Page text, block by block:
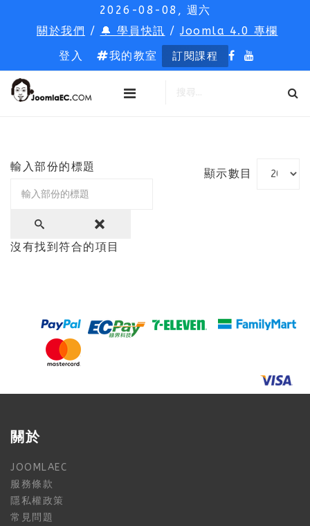
2026-08-08, 週六
關於我們 / 🔔 學員快訊 /Joomla 4.0 專欄
登入
我的教室 訂閱課程
輸入部份的標題
顯示數目
沒有找到符合的項目
關於
JOOMLAEC
服務條款
隱私權政策
常見問題